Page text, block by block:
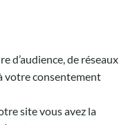
d’audience, de réseaux
votre consentement
site vous avez la